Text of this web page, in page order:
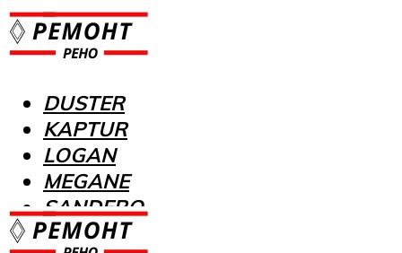
DUSTER
KAPTUR
LOGAN
MEGANE
SANDERO